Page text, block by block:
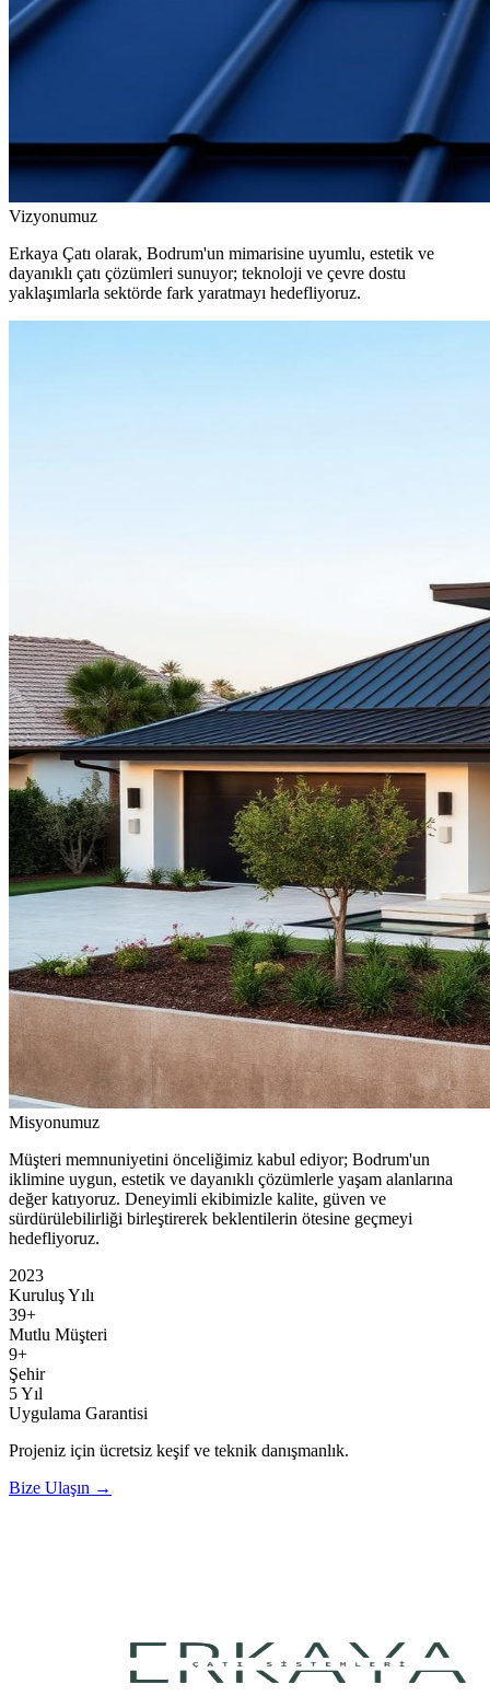
Vizyonumuz
Erkaya Çatı olarak, Bodrum'un mimarisine uyumlu, estetik ve
dayanıklı çatı çözümleri sunuyor; teknoloji ve çevre dostu
yaklaşımlarla sektörde fark yaratmayı hedefliyoruz.
Misyonumuz
Müşteri memnuniyetini önceliğimiz kabul ediyor; Bodrum'un
iklimine uygun, estetik ve dayanıklı çözümlerle yaşam alanlarına
değer katıyoruz. Deneyimli ekibimizle kalite, güven ve
sürdürülebilirliği birleştirerek beklentilerin ötesine geçmeyi
hedefliyoruz.
2023
Kuruluş Yılı
39+
Mutlu Müşteri
9+
Şehir
5 Yıl
Uygulama Garantisi
Projeniz için ücretsiz keşif ve teknik danışmanlık.
Bize Ulaşın →